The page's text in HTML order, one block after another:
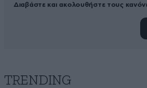
Διαβάστε και ακολουθήστε τους
TRENDING